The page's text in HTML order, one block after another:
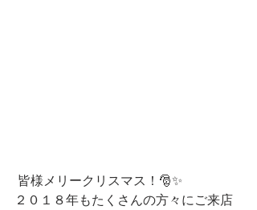
皆様メリークリスマス！🎅✨
２０１８年もたくさんの方々にご来店